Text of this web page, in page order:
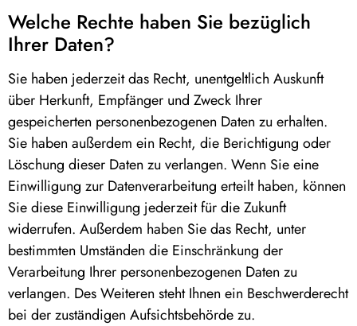
Welche Rechte haben Sie bezüglich
Ihrer Daten?
Sie haben jederzeit das Recht, unentgeltlich Auskunft
über Herkunft, Empfänger und Zweck Ihrer
gespeicherten personenbezogenen Daten zu erhalten.
Sie haben außerdem ein Recht, die Berichtigung oder
Löschung dieser Daten zu verlangen. Wenn Sie eine
Einwilligung zur Datenverarbeitung erteilt haben, können
Sie diese Einwilligung jederzeit für die Zukunft
widerrufen. Außerdem haben Sie das Recht, unter
bestimmten Umständen die Einschränkung der
Verarbeitung Ihrer personenbezogenen Daten zu
verlangen. Des Weiteren steht Ihnen ein Beschwerderecht
bei der zuständigen Aufsichtsbehörde zu.